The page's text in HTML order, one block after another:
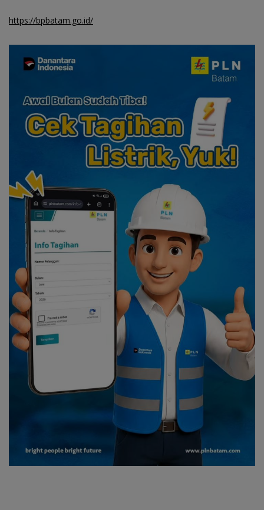
https://bpbatam.go.id/